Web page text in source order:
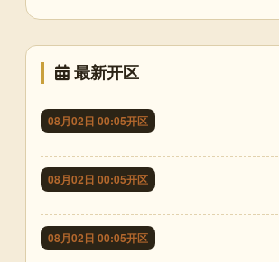
最新开区
08月02日 00:05开区
08月02日 00:05开区
08月02日 00:05开区